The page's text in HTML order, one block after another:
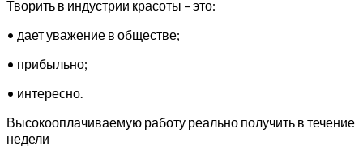
Творить в индустрии красоты – это:
• дает уважение в обществе;
• прибыльно;
• интересно.
Высокооплачиваемую работу реально получить в течение
недели